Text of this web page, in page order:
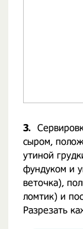
3.
сыром,
утиной
фундуком и
веточка),
ломтик) и
Разрезать